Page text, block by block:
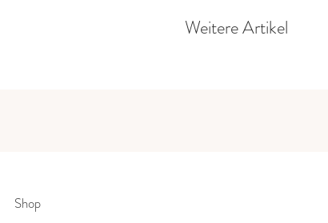
Weitere Artikel
Shop